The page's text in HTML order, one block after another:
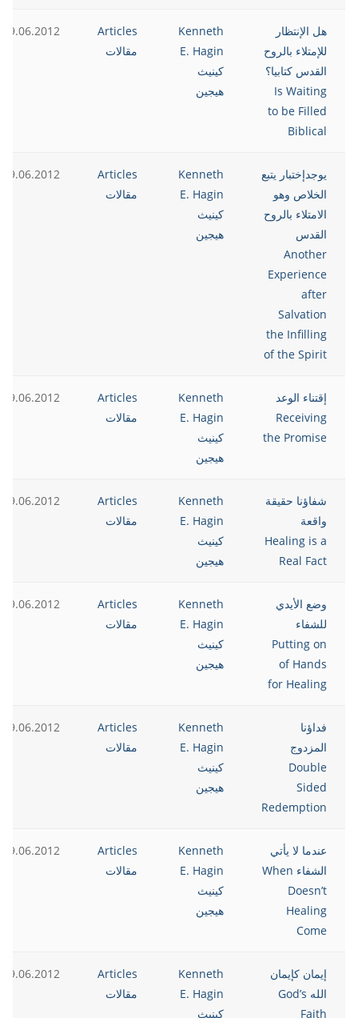
هل الإنتظار
للإمتلاء بالروح
القدس كتابيا؟
Is Waiting
to be Filled
Biblical
Kenneth
E. Hagin
كينيث
هيجين
Articles
مقالات
19.06.2012
يوجدإختبار يتبع
الخلاص وهو
الامتلاء بالروح
القدس
Another
Experience
after
Salvation
the Infilling
of the Spirit
Kenneth
E. Hagin
كينيث
هيجين
Articles
مقالات
19.06.2012
إقتناء الوعد
Receiving
the Promise
Kenneth
E. Hagin
كينيث
هيجين
Articles
مقالات
19.06.2012
شفاؤنا حقيقة
واقعة
Healing is a
Real Fact
Kenneth
E. Hagin
كينيث
هيجين
Articles
مقالات
19.06.2012
وضع الأيدي
للشفاء
Putting on
of Hands
for Healing
Kenneth
E. Hagin
كينيث
هيجين
Articles
مقالات
19.06.2012
فداؤنا
المزدوج
Double
Sided
Redemption
Kenneth
E. Hagin
كينيث
هيجين
Articles
مقالات
19.06.2012
عندما لا يأتي
الشفاء When
Doesn’t
Healing
Come
Kenneth
E. Hagin
كينيث
هيجين
Articles
مقالات
19.06.2012
إيمان كإيمان
الله God’s
Faith
Kenneth
E. Hagin
كينيث
Articles
مقالات
19.06.2012